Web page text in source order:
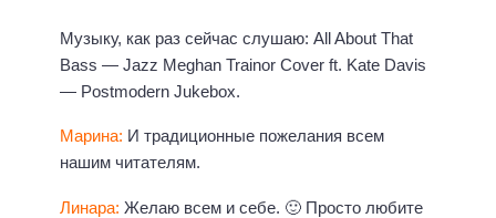
Музыку, как раз сейчас слушаю: All About That
Bass — Jazz Meghan Trainor Cover ft. Kate Davis
— Postmodern Jukebox.
Марина: И традиционные пожелания всем
нашим читателям.
Линара: Желаю всем и себе. 🙂 Просто любите